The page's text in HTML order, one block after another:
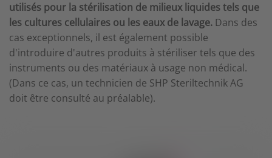
utilisés pour la stérilisation de milieux liquides tels que
les cultures cellulaires ou les eaux de lavage. Dans des
cas exceptionnels, il est également possible
d'introduire d'autres produits à stériliser tels que des
instruments ou des matériaux à usage non médical.
(Dans ce cas, un technicien de SHP Steriltechnik AG
doit être consulté au préalable).